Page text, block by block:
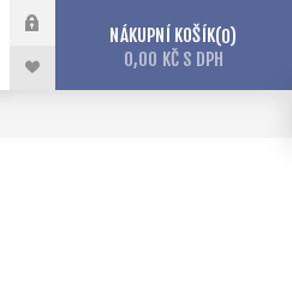
NÁKUPNÍ KOŠÍK 0
0,00 KČ S DPH